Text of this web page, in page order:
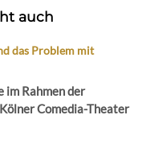
auch
das Problem mit
im Rahmen der
Comedia-Theater